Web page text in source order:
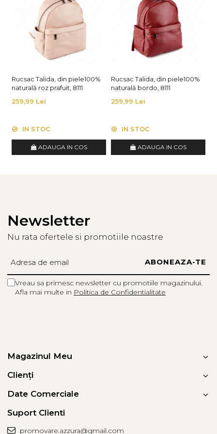
Rucsac Talida, din piele100%
naturală roz prafuit, 8111
259,99 Lei
IN STOC
ADAUGA IN COS
Rucsac Talida, din piele100%
naturală bordo, 8111
259,99 Lei
IN STOC
ADAUGA IN COS
Newsletter
Nu rata ofertele si promotiile noastre
Vreau sa primesc newsletter cu promotiile magazinului.
Afla mai multe in Politica de Confidentialitate
Magazinul Meu
Clienți
Date Comerciale
Suport Clienti
promovare.azzura@gmail.com